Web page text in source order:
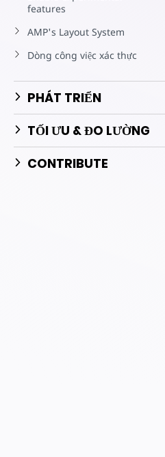
features
AMP's Layout System
Dòng công việc xác thực
PHÁT TRIỂN
TỐI ƯU & ĐO LƯỜNG
CONTRIBUTE